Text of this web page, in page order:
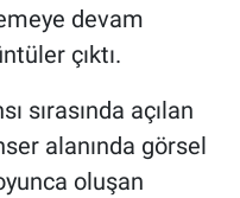
devam
çıktı.
sırasında açılan
alanında görsel
oluşan